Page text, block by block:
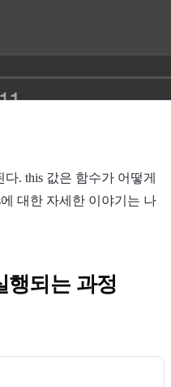
. this 값은 함수가 어떻게
대한 자세한 이야기는 나
행되는 과정